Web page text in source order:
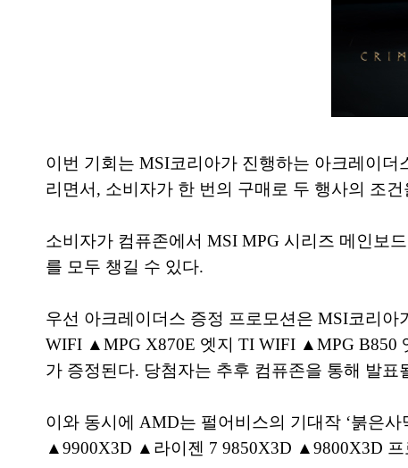
이번 기회는 MSI코리아가 진행하는 아크레이
리면서, 소비자가 한 번의 구매로 두 행사의 조
소비자가 컴퓨존에서 MSI MPG 시리즈 메인보
를 모두 챙길 수 있다.
우선 아크레이더스 증정 프로모션은 MSI코리
WIFI ▲MPG X870E 엣지 TI WIFI ▲MPG B850
가 증정된다. 당첨자는 추후 컴퓨존을 통해 발표
이와 동시에 AMD는 펄어비스의 기대작 ‘붉은
▲9900X3D ▲라이젠 7 9850X3D ▲9800X3D 프